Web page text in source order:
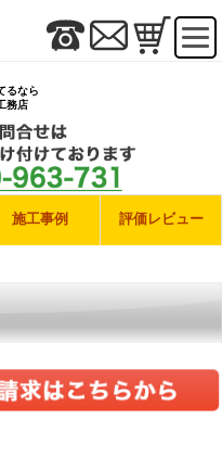
るなら
務店
施工事例 評価レビュー